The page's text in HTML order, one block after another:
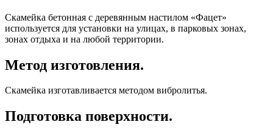
Скамейка бетонная с деревянным настилом «Фацет»
используется для установки на улицах, в парковых зонах,
зонах отдыха и на любой территории.
Метод изготовления.
Скамейка изготавливается методом вибролитья.
Подготовка поверхности.